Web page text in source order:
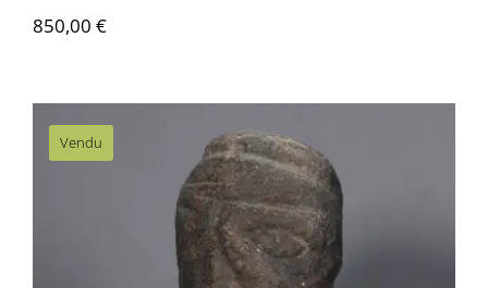
850,00 €
Vendu